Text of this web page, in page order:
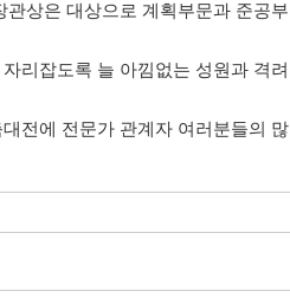
관상은 대상으로 계획부문과 준공
리잡도록 늘 아낌없는 성원과 격
전에 전문가 관계자 여러분들의